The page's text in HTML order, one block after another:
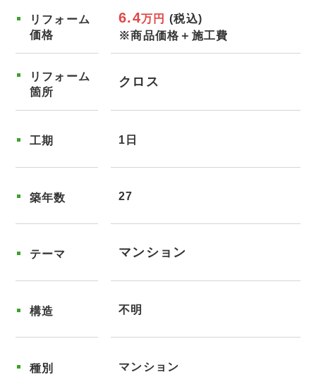
リフォーム
価格
6.4万円 (税込)
※商品価格＋施工費
リフォーム
箇所
クロス
工期 1日
築年数 27
テーマ マンション
構造 不明
種別 マンション